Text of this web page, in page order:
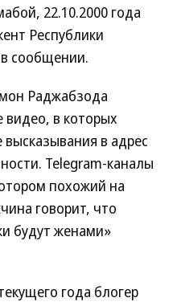
22.10.2000 года
Республики
сообщении.
Раджабзода
в которых
в адрес
Telegram-каналы
похожий на
говорит, что
будут женами»
года блогер